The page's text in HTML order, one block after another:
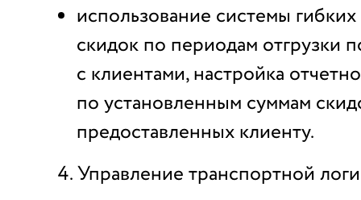
использование системы
скидок по периодам отгрузки
с клиентами, настройка
по установленным суммам
предоставленных клиенту.
Управление транспортной